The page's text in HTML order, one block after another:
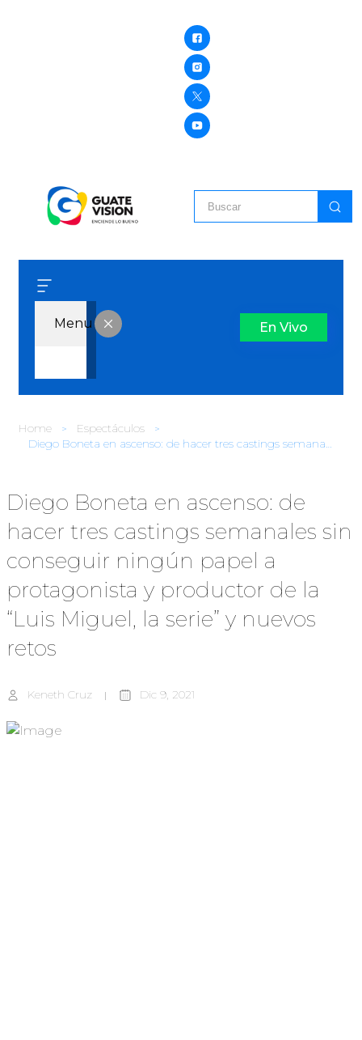
Menu En Vivo
Home
Espectáculos
Diego Boneta en ascenso: de hacer tres castings semanales sin conseguir ningún papel a protagonista y productor de la “Luis Miguel, la serie” y nuevos retos
Diego Boneta en ascenso: de
hacer tres castings semanales sin
conseguir ningún papel a
protagonista y productor de la
“Luis Miguel, la serie” y nuevos
retos
Keneth Cruz Dic 9, 2021